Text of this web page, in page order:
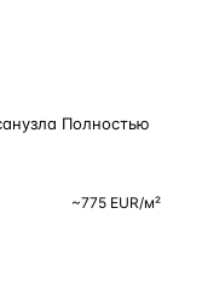
Полностью
~775 EUR/м²